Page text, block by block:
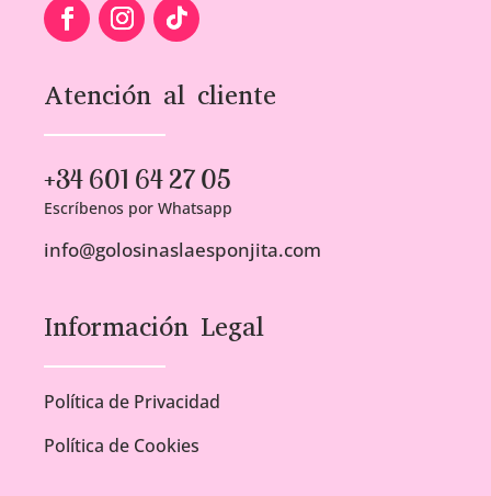
Atención al cliente
+34 601 64 27 05
Escríbenos por Whatsapp
info@golosinaslaesponjita.com
Información Legal
Política de Privacidad
Política de Cookies